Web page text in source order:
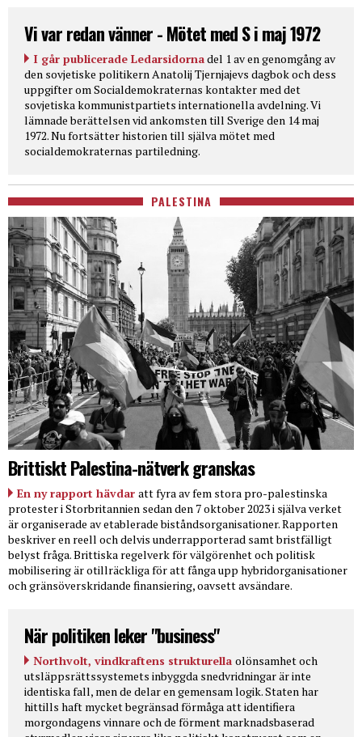
Vi var redan vänner - Mötet med S i maj 1972
I går publicerade Ledarsidornadel 1 av en genomgång av
den sovjetiske politikern Anatolij Tjernjajevs dagbok och dess
uppgifter om Socialdemokraternas kontakter med det
sovjetiska kommunistpartiets internationella avdelning. Vi
lämnade berättelsen vid ankomsten till Sverige den 14 maj
1972. Nu fortsätter historien till själva mötet med
socialdemokraternas partiledning.
PALESTINA
Brittiskt Palestina-nätverk granskas
En ny rapport hävdar att fyra av fem stora pro-palestinska
protester i Storbritannien sedan den 7 oktober 2023 i själva verket
är organiserade av etablerade biståndsorganisationer. Rapporten
beskriver en reell och delvis underrapporterad samt bristfälligt
belyst fråga. Brittiska regelverk för välgörenhet och politisk
mobilisering är otillräckliga för att fånga upp hybridorganisationer
och gränsöverskridande finansiering, oavsett avsändare.
När politiken leker "business"
Northvolt, vindkraftens strukturella olönsamhet och
utsläppsrättssystemets inbyggda snedvridningar är inte
identiska fall, men de delar en gemensam logik. Staten har
hittills haft mycket begränsad förmåga att identifiera
morgondagens vinnare och de förment marknadsbaserad